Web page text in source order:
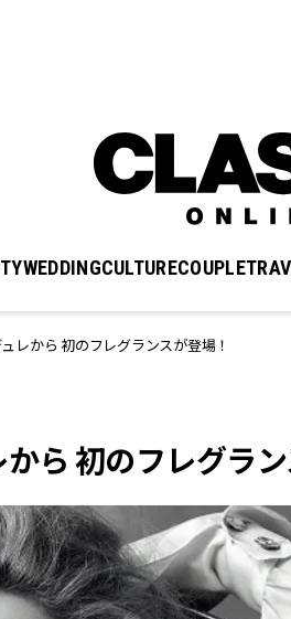
WEDDINGCULTURECOUPLE
レから 初のフレグランスが登場！
ら 初のフレグラン
BEAUTY Aug, 7, 2026